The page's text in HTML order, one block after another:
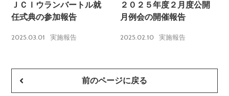
ＪＣＩウランバートル就
任式典の参加報告
2025.03.01 実施報告
２０２５年度２月度公開
月例会の開催報告
2025.02.10 実施報告
前のページに戻る